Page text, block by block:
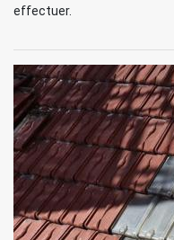
effectuer.